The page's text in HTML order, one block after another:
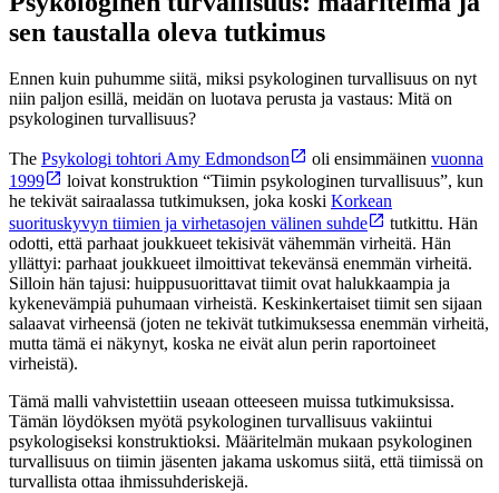
sen taustalla oleva tutkimus
Ennen kuin puhumme siitä, miksi psykologinen turvallisuus on nyt
niin paljon esillä, meidän on luotava perusta ja vastaus: Mitä on
psykologinen turvallisuus?
The Psykologi tohtori Amy Edmondson oli ensimmäinen vuonna
1999
loivat konstruktion “Tiimin psykologinen turvallisuus”, kun
he tekivät sairaalassa tutkimuksen, joka koski Korkean
suorituskyvyn tiimien ja virhetasojen välinen suhde
tutkittu. Hän
odotti, että parhaat joukkueet tekisivät vähemmän virheitä. Hän
yllättyi: parhaat joukkueet ilmoittivat tekevänsä enemmän virheitä.
Silloin hän tajusi: huippusuorittavat tiimit ovat halukkaampia ja
kykenevämpiä puhumaan virheistä. Keskinkertaiset tiimit sen sijaan
salaavat virheensä (joten ne tekivät tutkimuksessa enemmän virheitä,
mutta tämä ei näkynyt, koska ne eivät alun perin raportoineet
virheistä).
Tämä malli vahvistettiin useaan otteeseen muissa tutkimuksissa.
Tämän löydöksen myötä psykologinen turvallisuus vakiintui
psykologiseksi konstruktioksi. Määritelmän mukaan psykologinen
turvallisuus on tiimin jäsenten jakama uskomus siitä, että tiimissä on
turvallista ottaa ihmissuhderiskejä.